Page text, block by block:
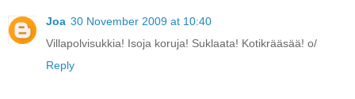
Joa 30 November 2009 at 10:40
Villapolvisukkia! Isoja koruja! Suklaata! Kotikrääsää! o/
Reply